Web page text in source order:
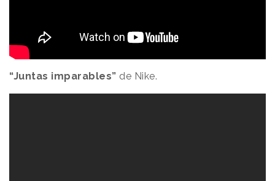
“Juntas imparables” de Nike.